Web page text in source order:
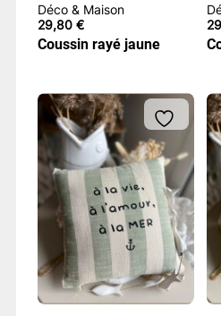
Déco & Maison
29,80 €
Coussin rayé jaune